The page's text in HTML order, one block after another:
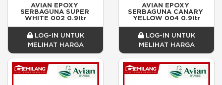
AVIAN EPOXY
SERBAGUNA SUPER
WHITE 002 0.9ltr
LOG-IN UNTUK
MELIHAT HARGA
AVIAN EPOXY
SERBAGUNA CANARY
YELLOW 004 0.9ltr
LOG-IN UNTUK
MELIHAT HARGA